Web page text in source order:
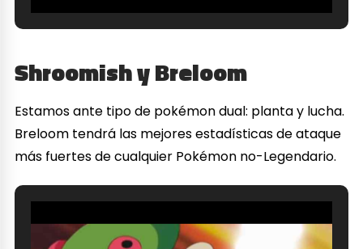
Shroomish y Breloom
Estamos ante tipo de pokémon dual: planta y lucha.
Breloom tendrá las mejores estadísticas de ataque
más fuertes de cualquier Pokémon no-Legendario.